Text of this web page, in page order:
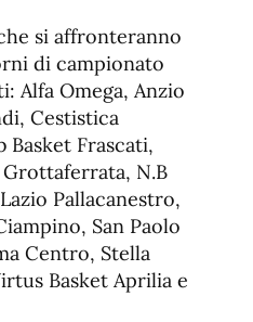
si affronteranno
di campionato
Alfa Omega, Anzio
Cestistica
Basket Frascati,
N.B
Pallacanestro,
San Paolo
Centro, Stella
Basket Aprilia e